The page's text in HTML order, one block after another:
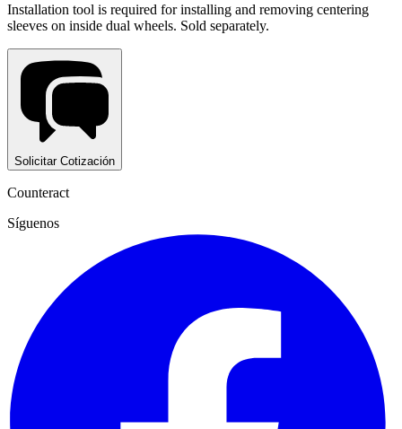
Installation tool is required for installing and removing centering
sleeves on inside dual wheels. Sold separately.
Solicitar Cotización
Counteract
Síguenos